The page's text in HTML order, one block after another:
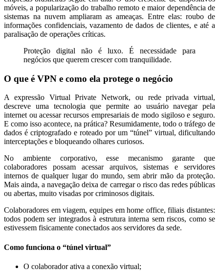
móveis, a popularização do trabalho remoto e maior dependência de
sistemas na nuvem ampliaram as ameaças. Entre elas: roubo de
informações confidenciais, vazamento de dados de clientes, e até a
paralisação de operações críticas.
Proteção digital não é luxo. É necessidade para
negócios que querem crescer com tranquilidade.
O que é VPN e como ela protege o negócio
A expressão Virtual Private Network, ou rede privada virtual,
descreve uma tecnologia que permite ao usuário navegar pela
internet ou acessar recursos empresariais de modo sigiloso e seguro.
E como isso acontece, na prática? Resumidamente, todo o tráfego de
dados é criptografado e roteado por um “túnel” virtual, dificultando
interceptações e bloqueando olhares curiosos.
No ambiente corporativo, esse mecanismo garante que
colaboradores possam acessar arquivos, sistemas e servidores
internos de qualquer lugar do mundo, sem abrir mão da proteção.
Mais ainda, a navegação deixa de carregar o risco das redes públicas
ou abertas, muito visadas por criminosos digitais.
Colaboradores em viagem, equipes em home office, filiais distantes:
todos podem ser integrados à estrutura interna sem riscos, como se
estivessem fisicamente conectados aos servidores da sede.
Como funciona o “túnel virtual”
O colaborador ativa a conexão virtual;